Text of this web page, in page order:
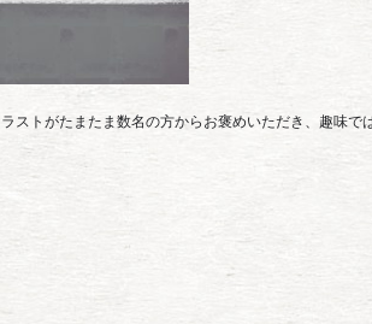
ストがたまたま数名の方からお褒めいただき、趣味で